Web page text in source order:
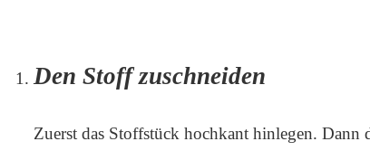
Den Stoff zuschneiden
Zuerst das Stoffstück hochkant hinlegen. Dann